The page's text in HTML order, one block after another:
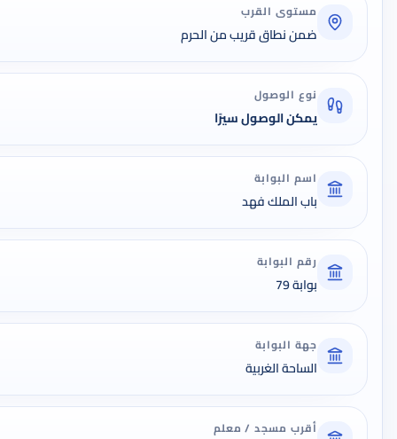
مستوى القرب
ضمن نطاق قريب من الحرم
نوع الوصول
يمكن الوصول سيرًا
اسم البوابة
باب الملك فهد
رقم البوابة
بوابة 79
جهة البوابة
الساحة الغربية
أقرب مسجد / معلم